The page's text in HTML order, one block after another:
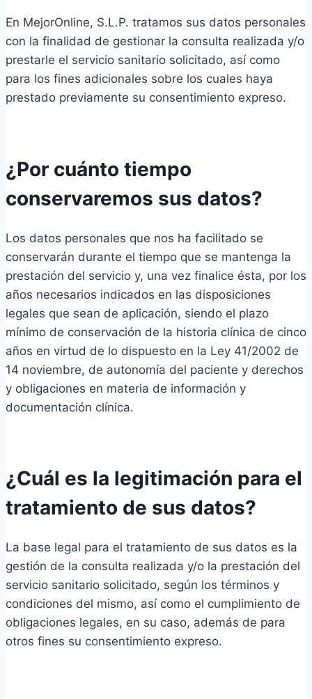
En MejorOnline, S.L.P. tratamos sus datos personales
con la finalidad de gestionar la consulta realizada y/o
prestarle el servicio sanitario solicitado, así como
para los fines adicionales sobre los cuales haya
prestado previamente su consentimiento expreso.
¿Por cuánto tiempo
conservaremos sus datos?
Los datos personales que nos ha facilitado se
conservarán durante el tiempo que se mantenga la
prestación del servicio y, una vez finalice ésta, por los
años necesarios indicados en las disposiciones
legales que sean de aplicación, siendo el plazo
mínimo de conservación de la historia clínica de cinco
años en virtud de lo dispuesto en la Ley 41/2002 de
14 noviembre, de autonomía del paciente y derechos
y obligaciones en materia de información y
documentación clínica.
¿Cuál es la legitimación para el
tratamiento de sus datos?
La base legal para el tratamiento de sus datos es la
gestión de la consulta realizada y/o la prestación del
servicio sanitario solicitado, según los términos y
condiciones del mismo, así como el cumplimiento de
obligaciones legales, en su caso, además de para
otros fines su consentimiento expreso.